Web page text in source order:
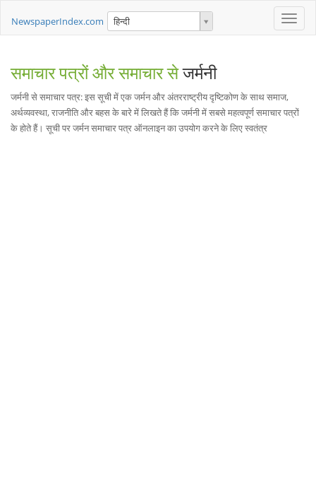
Toggle
NewspaperIndex.com हिन्दी
समाचार पत्रों और समाचार सेजर्मनी
जर्मनी से समाचार पत्र: इस सूची में एक जर्मन और अंतरराष्ट्रीय दृष्टिकोण के साथ समाज,
अर्थव्यवस्था, राजनीति और बहस के बारे में लिखते हैं कि जर्मनी में सबसे महत्वपूर्ण समाचार पत्रों
के होते हैं। सूची पर जर्मन समाचार पत्र ऑनलाइन का उपयोग करने के लिए स्वतंत्र